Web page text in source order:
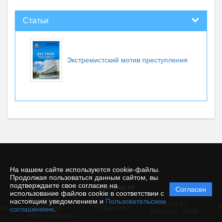
На нашем сайте используются cookie-файлы.
Продолжая пользоваться данным сайтом, вы
подтверждаете свое согласие на
использование файлов cookie в соответствии с
настоящим уведомлением и Пользовательским
соглашением
Согласен
Статьи
Экстремистский мотив преступления
© vestnikkui.ru
Политика
защиты и
обработки
Powered by